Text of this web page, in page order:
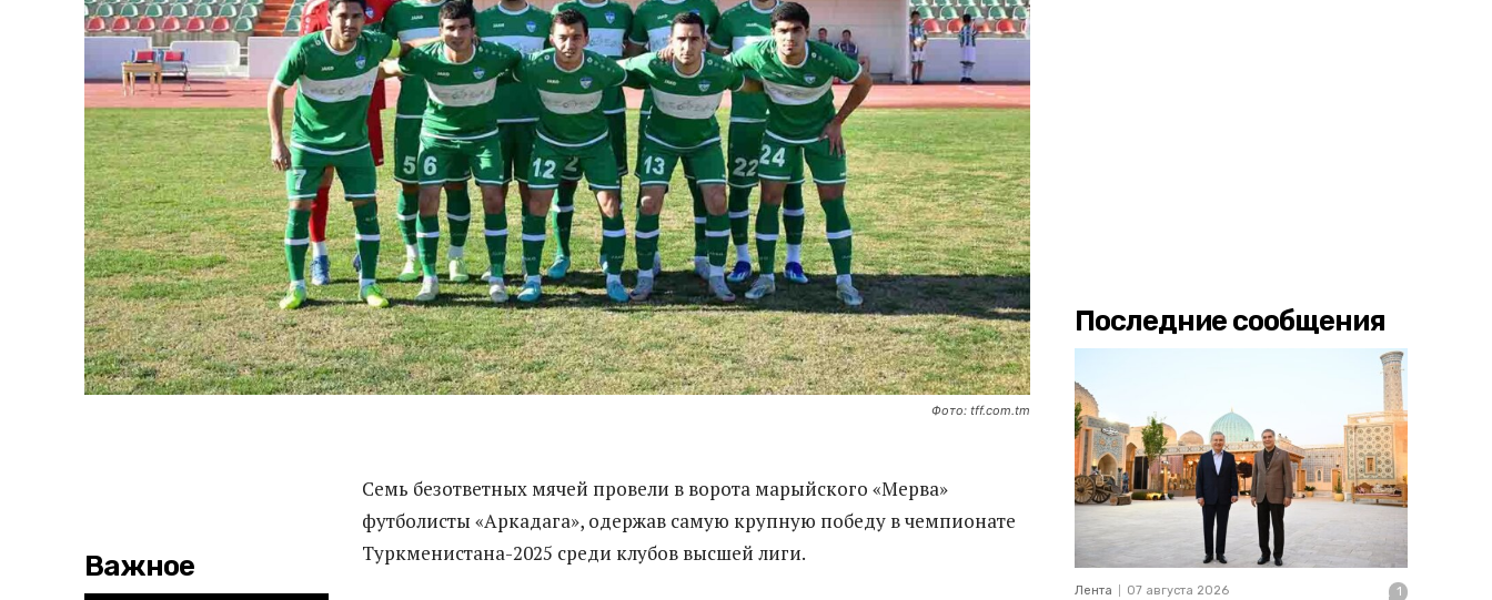
Фото: tff.com.tm
Важное
Семь безответных мячей провели в ворота марыйского «Мерва»
футболисты «Аркадага», одержав самую крупную победу в чемпионате
Туркменистана-2025 среди клубов высшей лиги.
Последние сообщения
Лента 07 августа 2026 1